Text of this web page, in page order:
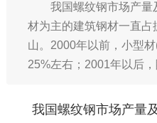
我国螺纹钢市场产
材为主的建筑钢材一直
山。2000年以前，小型
25%左右；2001年以后
我国螺纹钢市场产量